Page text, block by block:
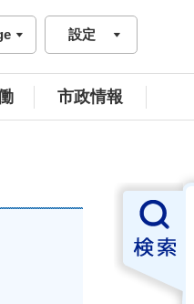
設定
市政情報